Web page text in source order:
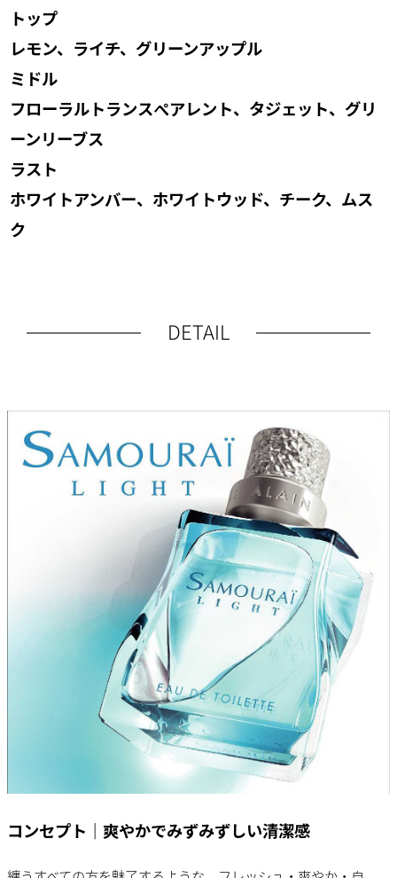
トップ
レモン、ライチ、グリーンアップル
ミドル
フローラルトランスぺアレント、タジェット、グリ
ーンリーブス
ラスト
ホワイトアンバー、ホワイトウッド、チーク、ムス
ク
DETAIL
コンセプト｜爽やかでみずみずしい清潔感